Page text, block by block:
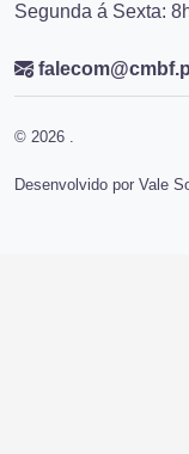
Segunda á Sexta:
© 2026 .
Desenvolvido por Vale